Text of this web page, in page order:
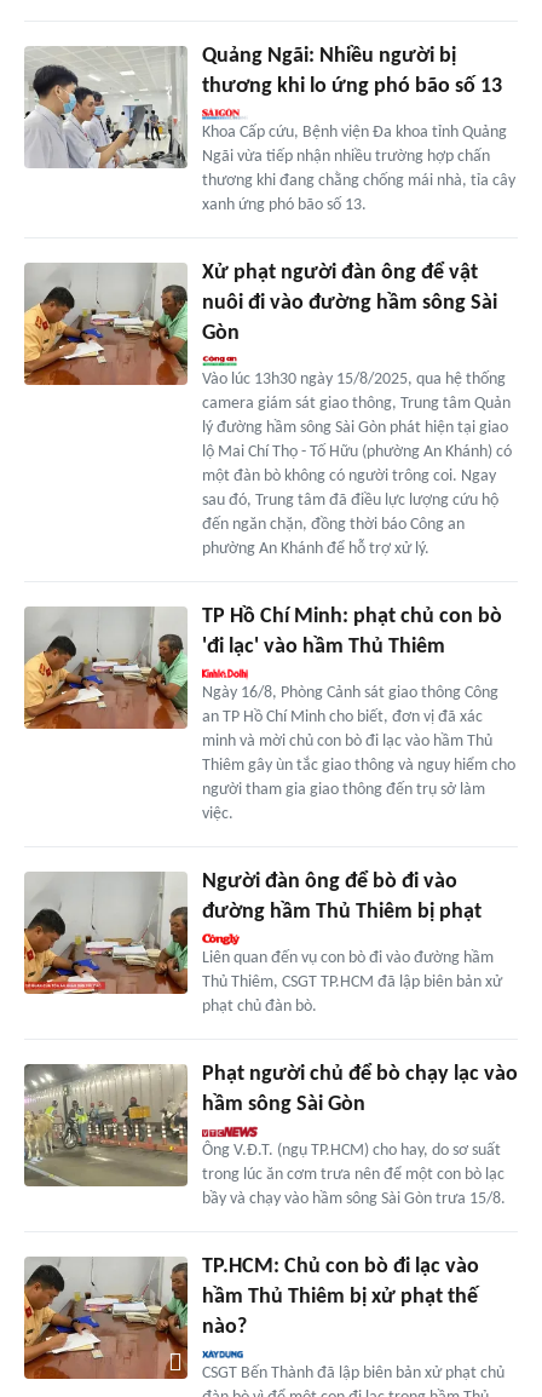
Quảng Ngãi: Nhiều người bị
thương khi lo ứng phó bão số 13
Khoa Cấp cứu, Bệnh viện Đa khoa tỉnh Quảng
Ngãi vừa tiếp nhận nhiều trường hợp chấn
thương khi đang chằng chống mái nhà, tỉa cây
xanh ứng phó bão số 13.
Xử phạt người đàn ông để vật
nuôi đi vào đường hầm sông Sài
Gòn
Vào lúc 13h30 ngày 15/8/2025, qua hệ thống
camera giám sát giao thông, Trung tâm Quản
lý đường hầm sông Sài Gòn phát hiện tại giao
lộ Mai Chí Thọ - Tố Hữu (phường An Khánh) có
một đàn bò không có người trông coi. Ngay
sau đó, Trung tâm đã điều lực lượng cứu hộ
đến ngăn chặn, đồng thời báo Công an
phường An Khánh để hỗ trợ xử lý.
TP Hồ Chí Minh: phạt chủ con bò
'đi lạc' vào hầm Thủ Thiêm
Ngày 16/8, Phòng Cảnh sát giao thông Công
an TP Hồ Chí Minh cho biết, đơn vị đã xác
minh và mời chủ con bò đi lạc vào hầm Thủ
Thiêm gây ùn tắc giao thông và nguy hiểm cho
người tham gia giao thông đến trụ sở làm
việc.
Người đàn ông để bò đi vào
đường hầm Thủ Thiêm bị phạt
Liên quan đến vụ con bò đi vào đường hầm
Thủ Thiêm, CSGT TP.HCM đã lập biên bản xử
phạt chủ đàn bò.
Phạt người chủ để bò chạy lạc vào
hầm sông Sài Gòn
Ông V.Đ.T. (ngụ TP.HCM) cho hay, do sơ suất
trong lúc ăn cơm trưa nên để một con bò lạc
bầy và chạy vào hầm sông Sài Gòn trưa 15/8.
TP.HCM: Chủ con bò đi lạc vào
hầm Thủ Thiêm bị xử phạt thế
nào?
CSGT Bến Thành đã lập biên bản xử phạt chủ